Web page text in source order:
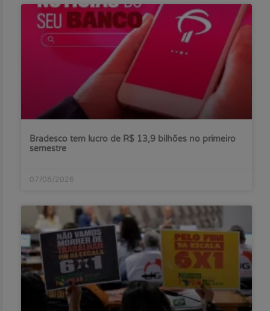
Bradesco tem lucro de R$ 13,9 bilhões no primeiro
semestre
07/08/2026